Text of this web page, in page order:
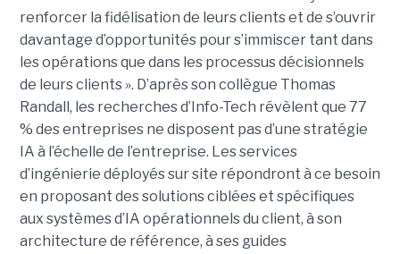
renforcer la fidélisation de leurs clients et de s’ouvrir
davantage d’opportunités pour s’immiscer tant dans
les opérations que dans les processus décisionnels
de leurs clients ». D’après son collègue Thomas
Randall, les recherches d’Info-Tech révèlent que 77
% des entreprises ne disposent pas d’une stratégie
IA à l’échelle de l’entreprise. Les services
d’ingénierie déployés sur site répondront à ce besoin
en proposant des solutions ciblées et spécifiques
aux systèmes d’IA opérationnels du client, à son
architecture de référence, à ses guides